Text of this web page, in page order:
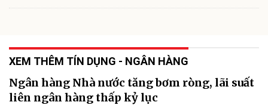
XEM THÊM TÍN DỤNG - NGÂN HÀNG
Ngân hàng Nhà nước tăng bơm ròng, lãi suất
liên ngân hàng thấp kỷ lục